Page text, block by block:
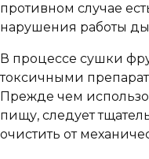
противном случае
нарушения работы
В процессе сушки
токсичными
Прежде чем
пищу, следует
очистить от